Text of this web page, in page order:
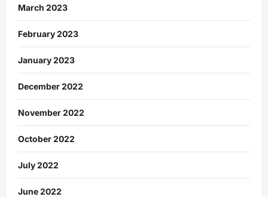
March 2023
February 2023
January 2023
December 2022
November 2022
October 2022
July 2022
June 2022